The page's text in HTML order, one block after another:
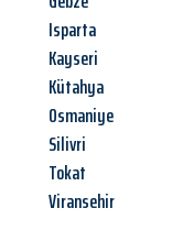
Isparta
Kayseri
Kütahya
Osmaniye
Silivri
Tokat
Viransehir